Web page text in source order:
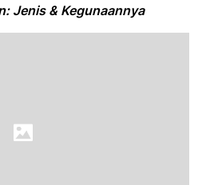
Jenis & Kegunaannya